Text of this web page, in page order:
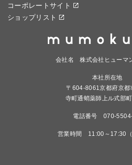
コーポレートサイト
ショップリスト
会社名 株式会社ヒューマ
本社所在地
〒604-8061京都府京都
寺町通蛸薬師上ル式部
電話番号 070-
営業時間 11:00～17:30（